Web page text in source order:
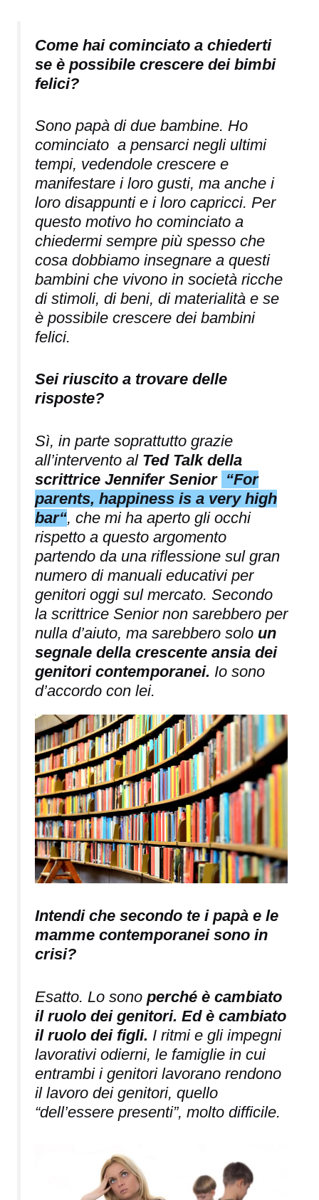
Come hai cominciato a chiederti
se è possibile crescere dei bimbi
felici?
Sono papà di due bambine. Ho
cominciato a pensarci negli ultimi
tempi, vedendole crescere e
manifestare i loro gusti, ma anche i
loro disappunti e i loro capricci. Per
questo motivo ho cominciato a
chiedermi sempre più spesso che
cosa dobbiamo insegnare a questi
bambini che vivono in società ricche
di stimoli, di beni, di materialità e se
è possibile crescere dei bambini
felici.
Sei riuscito a trovare delle
risposte?
Sì, in parte soprattutto grazie
all’intervento alTed Talk della
scrittrice Jennifer Senior “For
parents, happiness is a very high
bar“, che mi ha aperto gli occhi
rispetto a questo argomento
partendo da una riflessione sul gran
numero di manuali educativi per
genitori oggi sul mercato. Secondo
la scrittrice Senior non sarebbero per
nulla d’aiuto, ma sarebbero solo un
segnale della crescente ansia dei
genitori contemporanei. Io sono
d’accordo con lei.
Intendi che secondo te i papà e le
mamme contemporanei sono in
crisi?
Esatto. Lo sono perché è cambiato
il ruolo dei genitori. Ed è cambiato
il ruolo dei figli. I ritmi e gli impegni
lavorativi odierni, le famiglie in cui
entrambi i genitori lavorano rendono
il lavoro dei genitori, quello
“dell’essere presenti”, molto difficile.